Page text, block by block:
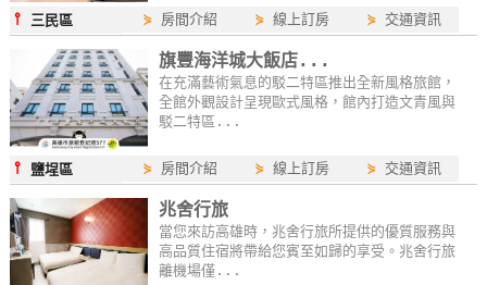
地
圖
顧
客
服
務
顧
客
⫯ 三民區 ⋟ 房間介紹 ⋟線上訂房 ⋟ 交通資訊
旗豐海洋城大飯店...
在充滿藝術氣息的駁二特區推出全新風格旅館，
全館外觀設計呈現歐式風格，館內打造文青風與
駁二特區...
⫯ 鹽埕區 ⋟ 房間介紹 ⋟線上訂房 ⋟ 交通資訊
兆舍行旅
當您來訪高雄時，兆舍行旅所提供的優質服務與
高品質住宿將帶給您賓至如歸的享受。兆舍行旅
離機場僅...